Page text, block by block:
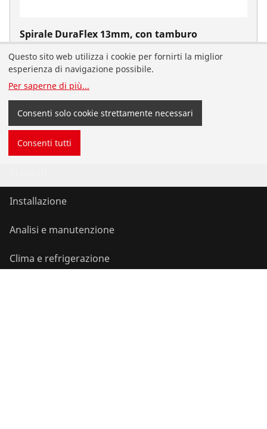
Spirale DuraFlex 13mm, con tamburo
No. 1500003708
Sei atterrato sul sito ROTHENBERGER in italiano per la
Svizzera. Puoi anche selezionare il tuo paese e la tua
Cambia paese Non cambiare
Installazione
Analisi e manutenzione
Clima e refrigerazione
Questo sito web utilizza i cookie per fornirti la miglior
esperienza di navigazione possibile.
Per saperne di più...
Consenti solo cookie strettamente necessari
Consenti tutti